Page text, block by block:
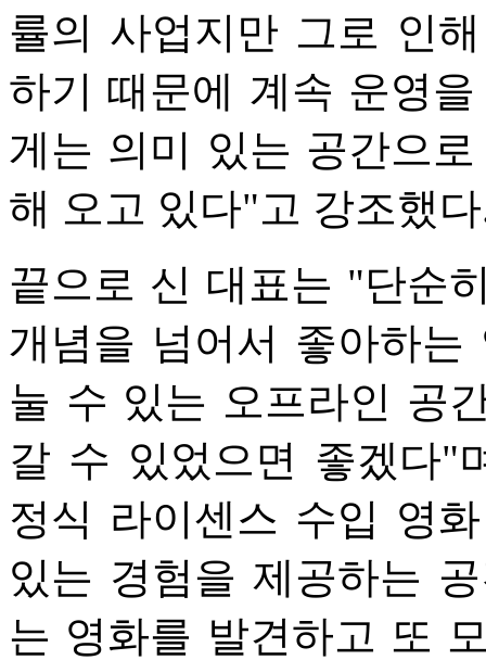
률의 사업지만 그로 인
하기 때문에 계속 운영
게는 의미 있는 공간으
해 오고 있다"고 강조했
끝으로 신 대표는 "단순
개념을 넘어서 좋아하
눌 수 있는 오프라인 공
갈 수 있었으면 좋겠다"
정식 라이센스 수입 영
있는 경험을 제공하는
는 영화를 발견하고 또